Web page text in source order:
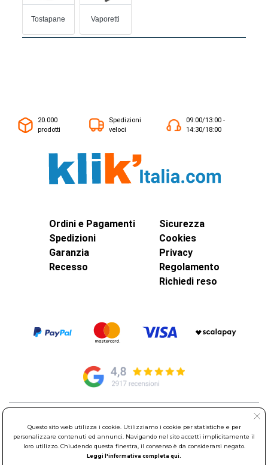
Tostapane Vaporetti
20.000
prodotti
Spedizioni
veloci
09:00/13:00 -
14:30/18:00
Ordini e Pagamenti
Spedizioni
Garanzia
Recesso
Sicurezza
Cookies
Privacy
Regolamento
Richiedi reso
00015 Monterotondo Scalo (RM)
Partita Iva: 01586761007 - Codice Fiscale: 06634500588 Capitale
Sociale 1.600.000,00 Euro i.v. Iscritto al Registro delle Imprese di
Questo sito web utilizza i cookie. Utilizziamo i cookie per statistiche e per
personalizzare contenuti ed annunci. Navigando nel sito accetti implicitamente il
loro utilizzo. Chiudendo questa finestra, il consenso è da considerarsi negato.
Leggi l'informativa completa qui.